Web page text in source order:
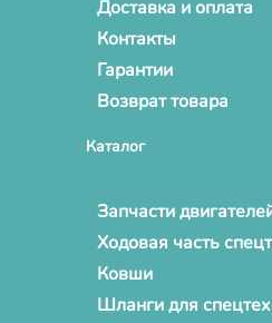
Доставка и оплата
Контакты
Гарантии
Возврат товара
Каталог
Запчасти
Ходовая часть
Ковши
Шланги для